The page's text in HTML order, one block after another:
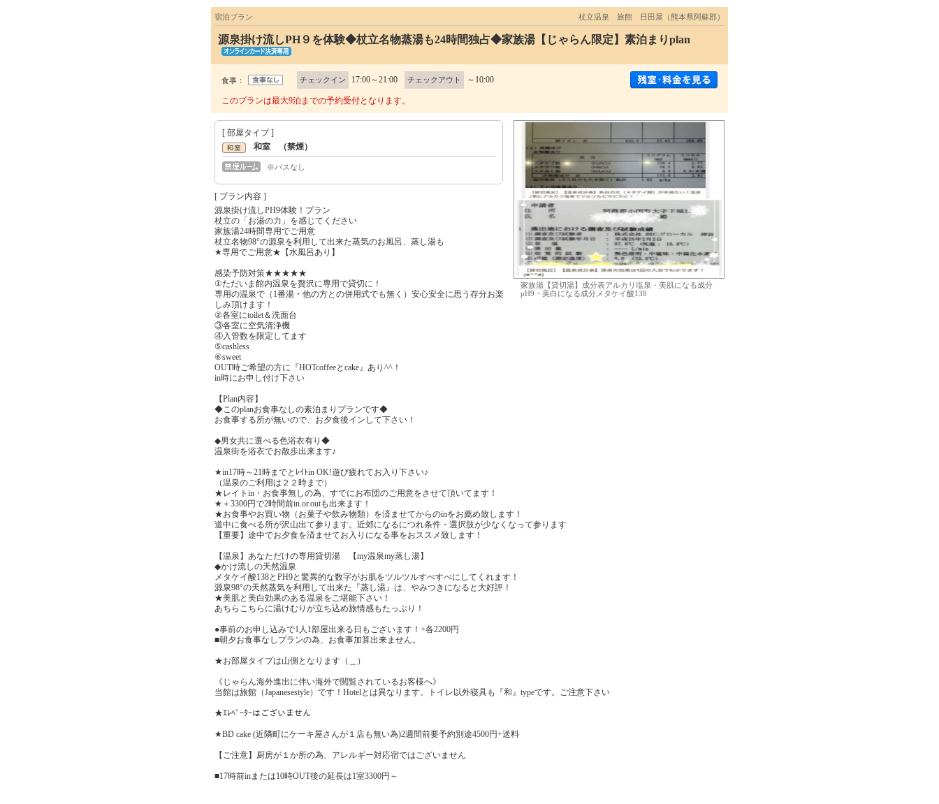
宿泊プラン 杖立温泉 旅館 日田屋（熊本県阿蘇郡）
源泉掛け流しPH９を体験◆杖立名物蒸湯も24時間独占◆家族湯【じゃらん限定】素泊まりplan
食事： チェックイン 17:00～21:00 チェックアウト ～10:00
このプランは最大9泊までの予約受付となります。
[ 部屋タイプ ]
和室 （禁煙）
※バスなし
家族湯【貸切湯】成分表アルカリ塩泉・美肌になる成分
pH9・美白になる成分メタケイ酸138
[ プラン内容 ]
源泉掛け流しPH9体験！プラン
杖立の「お湯の力」を感じてください
家族湯24時間専用でご用意
杖立名物98°の源泉を利用して出来た蒸気のお風呂、蒸し湯も
★専用でご用意★【水風呂あり】
感染予防対策★★★★★
①ただいま館内温泉を贅沢に専用で貸切に！
専用の温泉で（1番湯・他の方との併用式でも無く）安心安全に思う存分お楽
しみ頂けます！
②各室にtoilet＆洗面台
③各室に空気清浄機
④入管数を限定してます
⑤cashless
⑥sweet
OUT時ご希望の方に『HOTcoffeeとcake』あり^^！
in時にお申し付け下さい
【Plan内容】
◆このplanお食事なしの素泊まりプランです◆
お食事する所が無いので、お夕食後インして下さい！
◆男女共に選べる色浴衣有り◆
温泉街を浴衣でお散歩出来ます♪
★in17時～21時までとﾚｲﾄin OK!遊び疲れてお入り下さい♪
（温泉のご利用は２２時まで）
★レイトin・お食事無しの為、すでにお布団のご用意をさせて頂いてます！
★＋3300円で2時間前in.or.outも出来ます！
★お食事やお買い物（お菓子や飲み物類）を済ませてからのinをお薦め致します！
道中に食べる所が沢山出て参ります。近郊になるにつれ条件・選択肢が少なくなって参ります
【重要】途中でお夕食を済ませてお入りになる事をおススメ致します！
【温泉】あなただけの専用貸切湯 【my温泉my蒸し湯】
◆かけ流しの天然温泉
メタケイ酸138とPH9と驚異的な数字がお肌をツルツルすべすべにしてくれます！
源泉98°の天然蒸気を利用して出来た『蒸し湯』は、やみつきになると大好評！
★美肌と美白効果のある温泉をご堪能下さい！
あちらこちらに湯けむりが立ち込め旅情感もたっぷり！
●事前のお申し込みで1人1部屋出来る日もございます！+各2200円
■朝夕お食事なしプランの為、お食事加算出来ません。
★お部屋タイプは山側となります（＿）
《じゃらん海外進出に伴い海外で閲覧されているお客様へ》
当館は旅館（Japanesestyle）です！Hotelとは異なります。トイレ以外寝具も『和』typeです。ご注意下さい
★ｴﾚﾍﾞｰﾀｰはございません
★BD cake (近隣町にケーキ屋さんが１店も無い為)2週間前要予約別途4500円+送料
【ご注意】厨房が１か所の為、アレルギー対応宿ではございません
■17時前inまたは10時OUT後の延長は1室3300円～